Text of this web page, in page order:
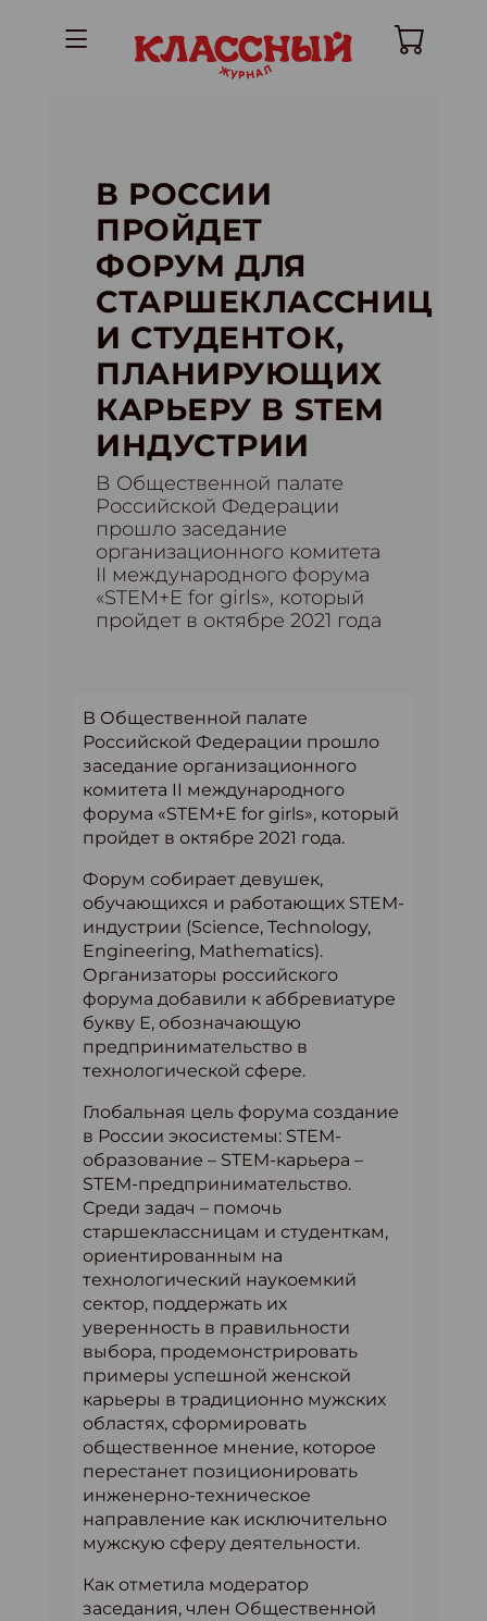
В РОССИИ
ПРОЙДЕТ
ФОРУМ ДЛЯ
СТАРШЕКЛАССНИЦ
И СТУДЕНТОК,
ПЛАНИРУЮЩИХ
КАРЬЕРУ В STEM
ИНДУСТРИИ
В Общественной палате
Российской Федерации
прошло заседание
организационного комитета
II международного форума
«STEM+E for girls», который
пройдет в октябре 2021 года
В Общественной палате
Российской Федерации прошло
заседание организационного
комитета II международного
форума «STEM+E for girls», который
пройдет в октябре 2021 года.
Форум собирает девушек,
обучающихся и работающих STEM-
индустрии (Science, Technology,
Engineering, Mathematics).
Организаторы российского
форума добавили к аббревиатуре
букву Е, обозначающую
предпринимательство в
технологической сфере.
Глобальная цель форума создание
в России экосистемы: STEM-
образование – STEM-карьера –
STEM-предпринимательство.
Среди задач – помочь
старшеклассницам и студенткам,
ориентированным на
технологический наукоемкий
сектор, поддержать их
уверенность в правильности
выбора, продемонстрировать
примеры успешной женской
карьеры в традиционно мужских
областях, сформировать
общественное мнение, которое
перестанет позиционировать
инженерно-техническое
направление как исключительно
мужскую сферу деятельности.
Как отметила модератор
заседания, член Общественной